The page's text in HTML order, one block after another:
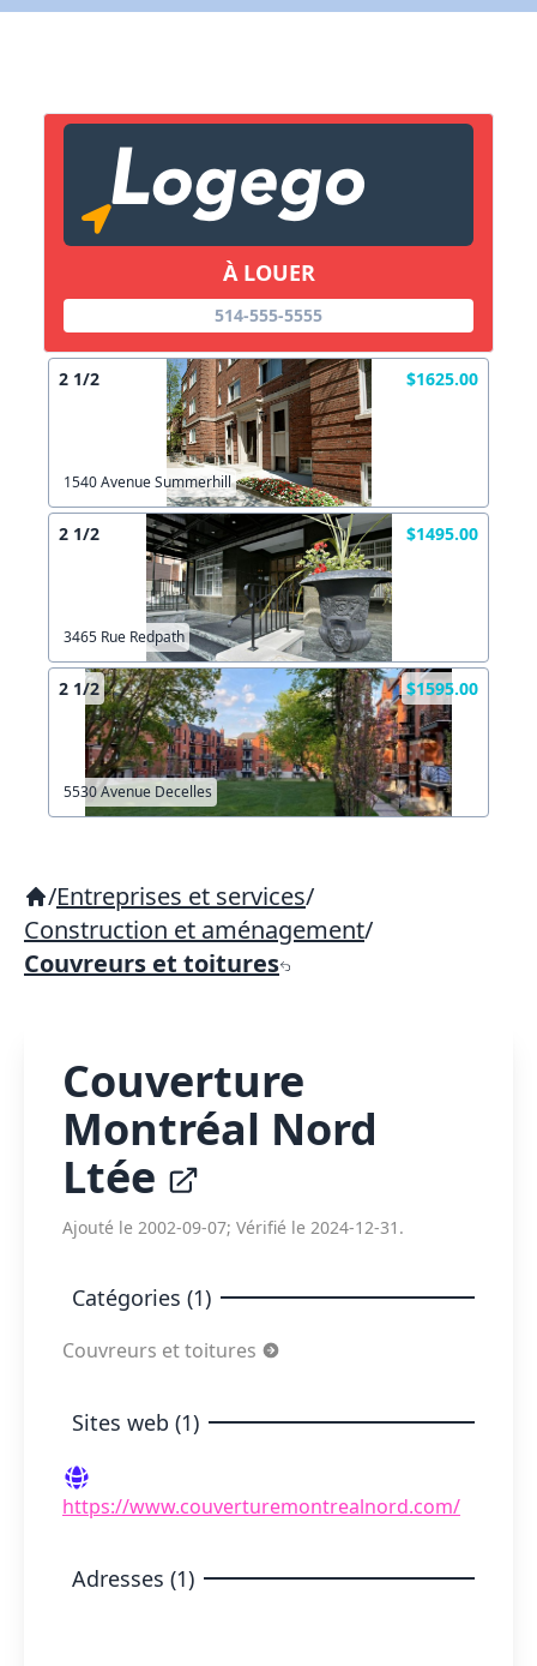
À LOUER
514-555-5555
2 1/2 $1625.00
1540 Avenue Summerhill
2 1/2 $1495.00
3465 Rue Redpath
2 1/2 $1595.00
5530 Avenue Decelles
/Entreprises et services/
Construction et aménagement/
Couvreurs et toitures
Couverture
Montréal Nord
Ltée
Ajouté le 2002-09-07; Vérifié le 2024-12-31.
Catégories (1)
Couvreurs et toitures
Sites web (1)
https://www.couverturemontrealnord.com/
Adresses (1)
X Fermer
Lien vers inscription (sera inclus dans courriel)
Copier lien
X Fermer Envoyez